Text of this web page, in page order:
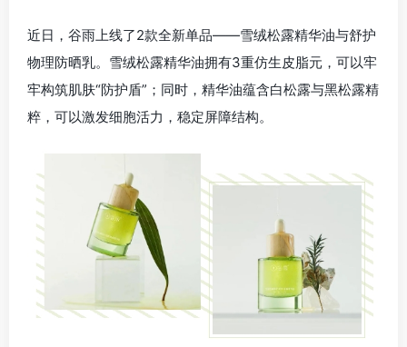
近日，谷雨上线了2款全新单品——雪绒松露精华油与舒护
物理防晒乳。雪绒松露精华油拥有3重仿生皮脂元，可以牢
牢构筑肌肤“防护盾”；同时，精华油蕴含白松露与黑松露精
粹，可以激发细胞活力，稳定屏障结构。